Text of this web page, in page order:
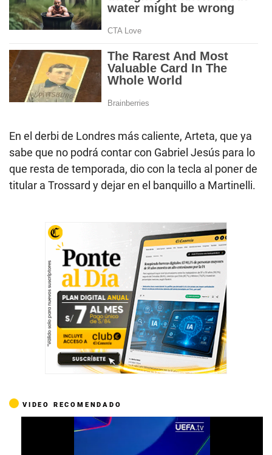
En el derbi de Londres más caliente, Arteta, que ya
sabe que no podrá contar con Gabriel Jesús para lo
que resta de temporada, dio con la tecla al poner de
titular a Trossard y dejar en el banquillo a Martinelli.
VIDEO RECOMENDADO